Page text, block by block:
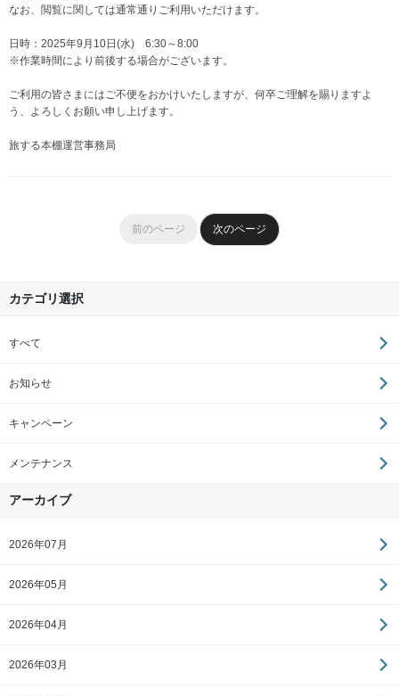
なお、閲覧に関しては通常通りご利用いただけます。
日時：2025年9月10日(水) 6:30～8:00
※作業時間により前後する場合がございます。
ご利用の皆さまにはご不便をおかけいたしますが、何卒ご理解を賜りますよ
う、よろしくお願い申し上げます。
旅する本棚運営事務局
前のページ 次のページ
カテゴリ選択
すべて
お知らせ
キャンペーン
メンテナンス
アーカイブ
2026年07月
2026年05月
2026年04月
2026年03月